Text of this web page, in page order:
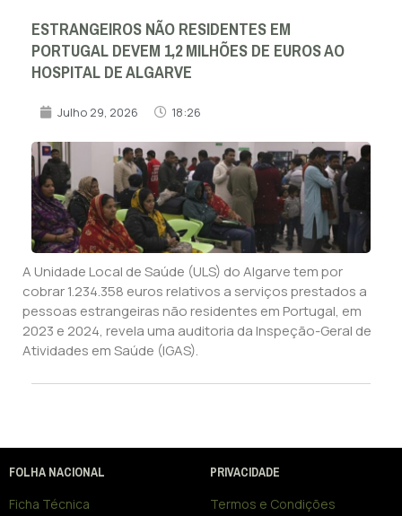
ESTRANGEIROS NÃO RESIDENTES EM
PORTUGAL DEVEM 1,2 MILHÕES DE EUROS AO
HOSPITAL DE ALGARVE
Julho 29, 2026 18:26
A Unidade Local de Saúde (ULS) do Algarve tem por
cobrar 1.234.358 euros relativos a serviços prestados a
pessoas estrangeiras não residentes em Portugal, em
2023 e 2024, revela uma auditoria da Inspeção-Geral de
Atividades em Saúde (IGAS).
FOLHA NACIONAL
Ficha Técnica
PRIVACIDADE
Termos e Condições